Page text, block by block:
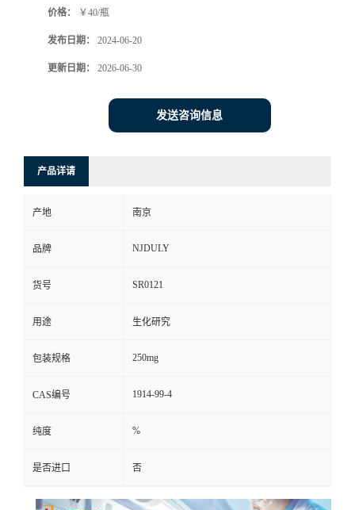
价格： ￥40/瓶
发布日期： 2024-06-20
更新日期： 2026-06-30
发送咨询信息
产品详请
产地 南京
品牌 NJDULY
货号 SR0121
用途 生化研究
包装规格 250mg
CAS编号 1914-99-4
纯度 %
是否进口 否